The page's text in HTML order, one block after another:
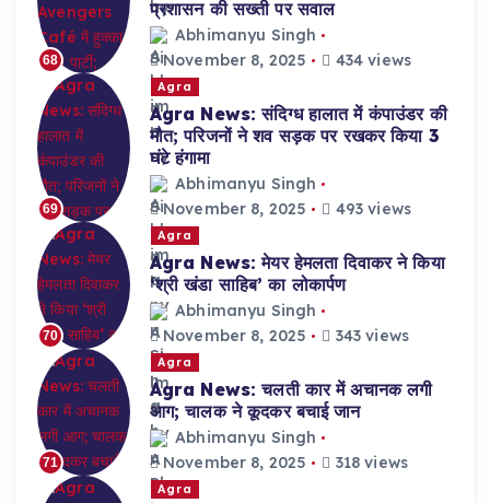
68
प्रशासन की सख्ती पर सवाल
Abhimanyu Singh
November 8, 2025
434 views
69
Agra
Agra News: संदिग्ध हालात में कंपाउंडर की
मौत; परिजनों ने शव सड़क पर रखकर किया 3
घंटे हंगामा
Abhimanyu Singh
November 8, 2025
493 views
70
Agra
Agra News: मेयर हेमलता दिवाकर ने किया
‘श्री खंडा साहिब’ का लोकार्पण
Abhimanyu Singh
November 8, 2025
343 views
71
Agra
Agra News: चलती कार में अचानक लगी
आग; चालक ने कूदकर बचाई जान
Abhimanyu Singh
November 8, 2025
318 views
Agra